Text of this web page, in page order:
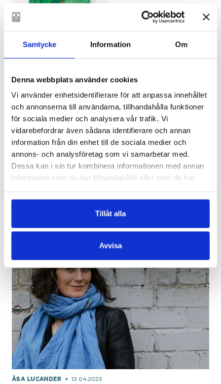
Samtycke Information Om
Denna webbplats använder cookies
Vi använder enhetsidentifierare för att anpassa innehållet
och annonserna till användarna, tillhandahålla funktioner
för sociala medier och analysera vår trafik. Vi
vidarebefordrar även sådana identifierare och annan
information från din enhet till de sociala medier och
annons- och analysföretag som vi samarbetar med.
Dessa kan i sin tur kombinera informationen med annan
information som du har tillhandahållit eller som de har
Tillåt alla
Avvisa
TED FORSSTRÖM
LUCANDER
Snälla Stella, sluta
skälla!
€25.80
ÅSA LUCANDER 13.04.2023